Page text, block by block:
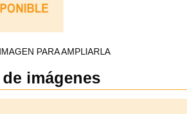
PARA AMPLIARLA
imágenes